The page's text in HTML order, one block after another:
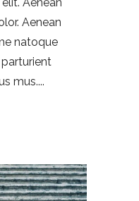
Aenean
natoque
mus.